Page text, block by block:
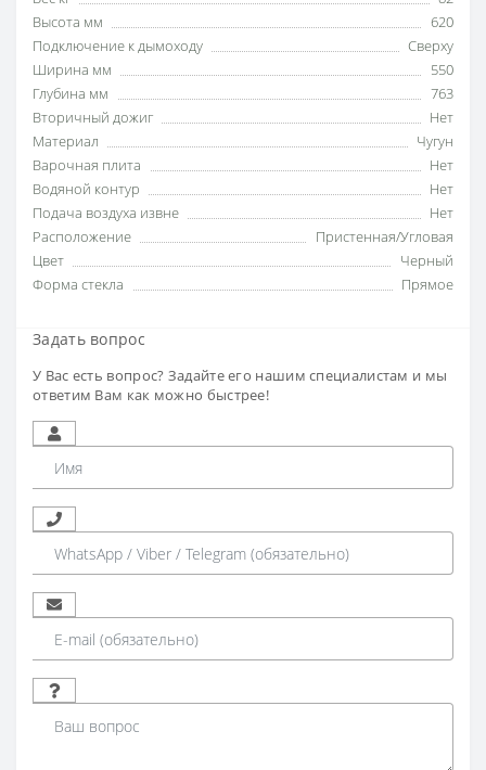
Высота мм
620
Подключение к дымоходу
Сверху
Ширина мм
550
Глубина мм
763
Вторичный дожиг
Нет
Материал
Чугун
Варочная плита
Нет
Водяной контур
Нет
Подача воздуха извне
Нет
Расположение
Пристенная/Угловая
Цвет
Черный
Форма стекла
Прямое
Задать вопрос
У Вас есть вопрос? Задайте его нашим специалистам и мы
ответим Вам как можно быстрее!